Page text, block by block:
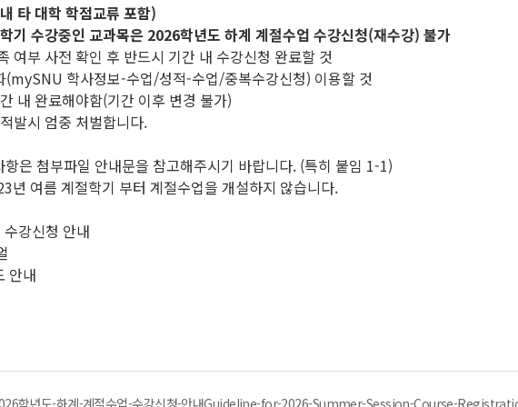
타 대학 학점교류 포함)
기 수강중인 교과목은 2026학년도 하계 계절수업 수강신청(재수강) 불가
여부 사전 확인 후 반드시 기간 내 수강신청 완료할 것
(mySNU 학사정보-수업/성적-수업/중복수강신청) 이용할 것
내 완료해야함(기간 이후 변경 불가)
발시 엄중 처벌합니다.
은 첨부파일 안내문을 참고해주시기 바랍니다. (특히 붙임 1-1)
여름 계절학기 부터 계절수업을 개설하지 않습니다.
강신청 안내
안내